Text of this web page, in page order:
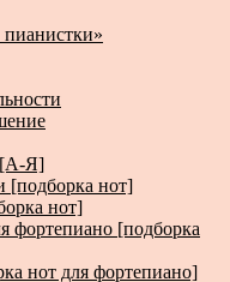
Я]
[подборка нот]
нот]
фортепиано [подборка
нот для фортепиано]